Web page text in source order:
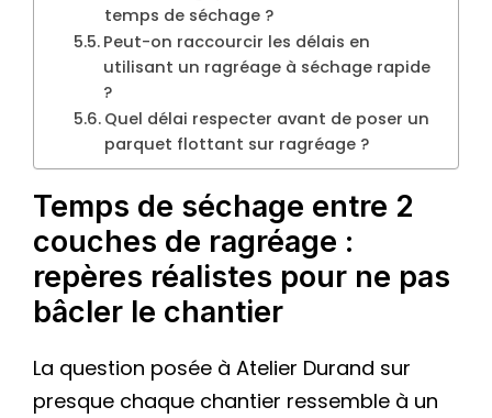
temps de séchage ?
Peut-on raccourcir les délais en
utilisant un ragréage à séchage rapide
?
Quel délai respecter avant de poser un
parquet flottant sur ragréage ?
Temps de séchage entre 2
couches de ragréage :
repères réalistes pour ne pas
bâcler le chantier
La question posée à Atelier Durand sur
presque chaque chantier ressemble à un